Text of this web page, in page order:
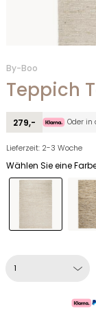
By-Boo
Teppich
279,- Oder in
Lieferzeit: 2-3 Woche
Wählen Sie eine